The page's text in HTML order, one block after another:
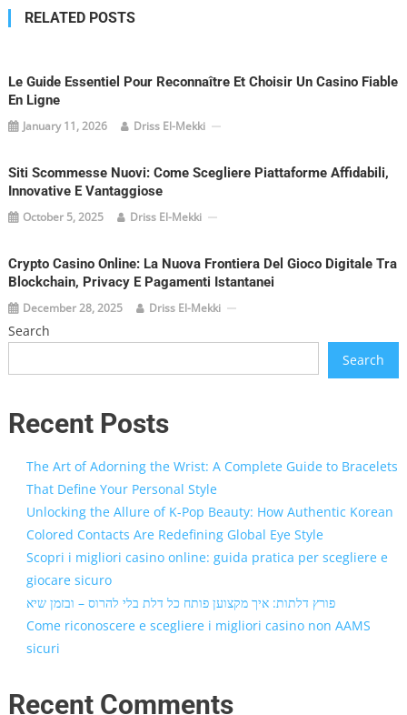
RELATED POSTS
Le Guide Essentiel Pour Reconnaître Et Choisir Un Casino Fiable
En Ligne
January 11, 2026 Driss El-Mekki
Siti Scommesse Nuovi: Come Scegliere Piattaforme Affidabili,
Innovative E Vantaggiose
October 5, 2025 Driss El-Mekki
Crypto Casino Online: La Nuova Frontiera Del Gioco Digitale Tra
Blockchain, Privacy E Pagamenti Istantanei
December 28, 2025 Driss El-Mekki
Search
Search
Recent Posts
The Art of Adorning the Wrist: A Complete Guide to Bracelets
That Define Your Personal Style
Unlocking the Allure of K-Pop Beauty: How Authentic Korean
Colored Contacts Are Redefining Global Eye Style
Scopri i migliori casino online: guida pratica per scegliere e
giocare sicuro
פורץ דלתות: איך מקצוען פותח כל דלת בלי להרוס – ובזמן שיא
Come riconoscere e scegliere i migliori casino non AAMS
sicuri
Recent Comments